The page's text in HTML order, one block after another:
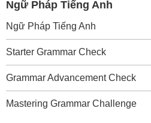
Ngữ Pháp Tiếng Anh
Ngữ Pháp Tiếng Anh
Starter Grammar Check
Grammar Advancement Check
Mastering Grammar Challenge